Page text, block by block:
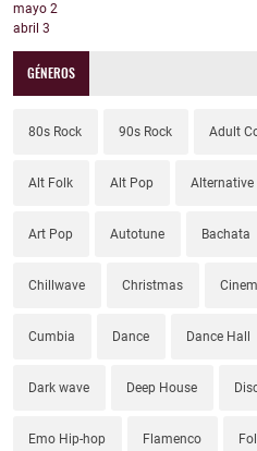
mayo 2
abril 3
GÉNEROS
80s Rock 90s Rock Adult
Alt Folk Alt Pop Alternative
Art Pop Autotune Bachata
Chillwave Christmas
Cumbia Dance Dance Hall
Dark wave Deep House
Emo Hip-hop Flamenco